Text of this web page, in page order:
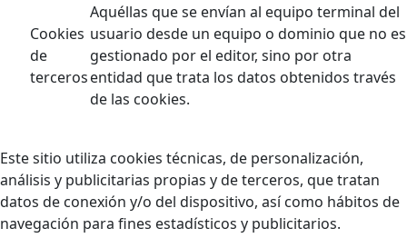
Cookies
de
terceros
Aquéllas que se envían al equipo terminal del
usuario desde un equipo o dominio que no es
gestionado por el editor, sino por otra
entidad que trata los datos obtenidos través
de las cookies.
Este sitio utiliza cookies técnicas, de personalización,
análisis y publicitarias propias y de terceros, que tratan
datos de conexión y/o del dispositivo, así como hábitos de
navegación para fines estadísticos y publicitarios.